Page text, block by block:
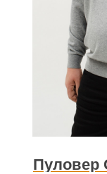
Пуловер